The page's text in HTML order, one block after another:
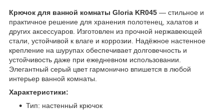
Крючок для ванной комнаты Gloria KR045 — стильное и
практичное решение для хранения полотенец, халатов и
других аксессуаров. Изготовлен из прочной нержавеющей
стали, устойчивой к влаге и коррозии. Надёжное настенное
крепление на шурупах обеспечивает долговечность и
устойчивость даже при ежедневном использовании.
Элегантный серый цвет гармонично впишется в любой
интерьер ванной комнаты.
Характеристики:
Тип: настенный крючок